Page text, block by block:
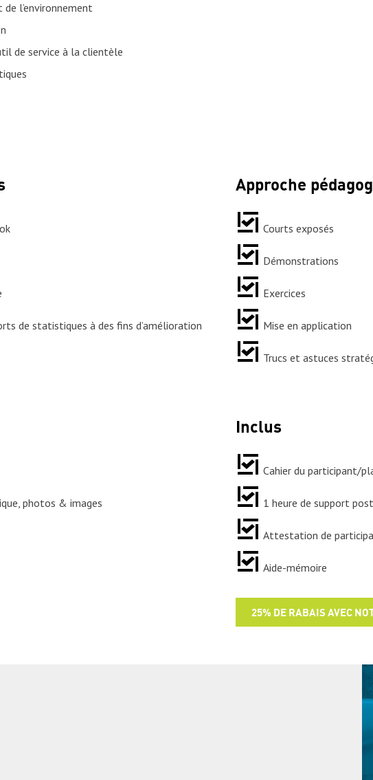
l’environnement
de service à la clientèle
de statistiques à des fins d’amélioration
Approche
Courts exposés
Démonstrations
Exercices
Mise en application
Trucs et astuces
photos & images
Inclus
Cahier du participant/
1 heure de support
Attestation de
Aide-mémoire
25% DE RABAIS AVEC